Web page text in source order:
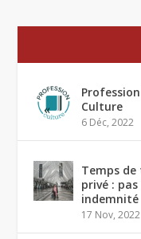
Culture
6 Déc, 2022
Temps
privé :
indemnité
17 Nov, 2022